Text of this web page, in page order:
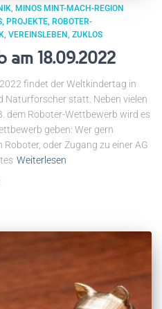
MINOS MINT-MACH-REGION
PROJEKTE ROBOTER-
VEREINSLEBEN ZUKLOS
am 18.09.2022
findet der Weltkindertag in
Naturforscher statt. Neben vielen
dem Roboter-Wettbewerb wird es
geben: Wer gern
oder Zugang zu einer AG
Weiterlesen